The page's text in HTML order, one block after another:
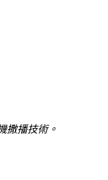
播技術。